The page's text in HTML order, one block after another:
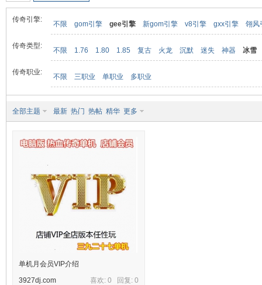
传奇引擎:
不限 gom引擎 gee引擎 新gom引擎 v8引擎 gxx引擎 翎风
传奇类型:
不限 1.76 1.80 1.85 复古 火龙 沉默 迷失 神器 冰雪
传奇职业:
不限 三职业 单职业 多职业
全部主题 最新 热门 热帖 精华 更多
单机月会员VIP介绍
喜欢: 0 回复: 0
3927dj.com